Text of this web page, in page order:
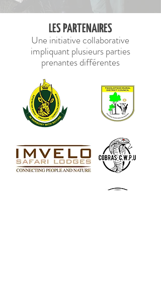
LES PARTENAIRES
Une initiative collaborative
impliquant plusieurs parties
prenantes différentes